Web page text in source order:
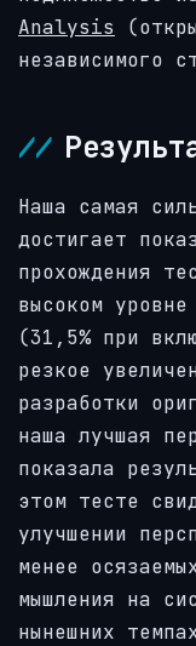
Analysis
независимого
Наша самая
достигает
прохождения
высоком
(31,5% при
резкое
разработки
наша лучшая
показала
этом тесте
улучшении
менее
мышления на
нынешних